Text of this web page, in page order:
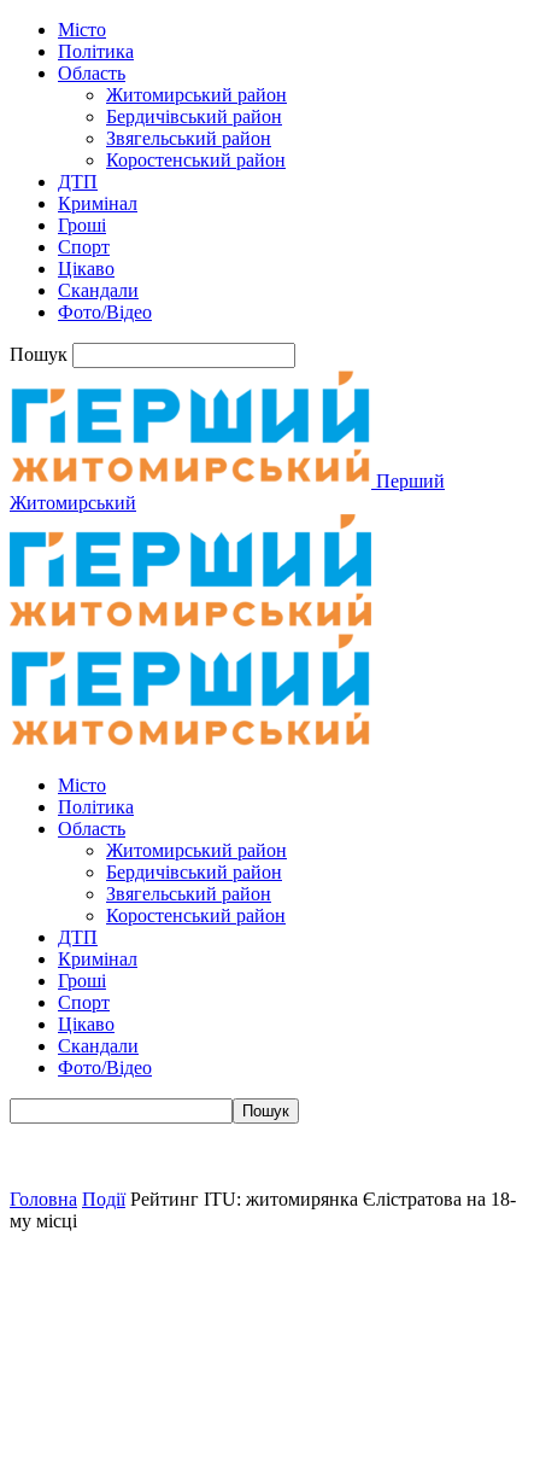
Місто
Політика
Область
Житомирський район
Бердичівський район
Звягельський район
Коростенський район
ДТП
Кримінал
Гроші
Спорт
Цікаво
Скандали
Фото/Відео
Пошук
Перший
Житомирський
Місто
Політика
Область
Житомирський район
Бердичівський район
Звягельський район
Коростенський район
ДТП
Кримінал
Гроші
Спорт
Цікаво
Скандали
Фото/Відео
Головна Події Рейтинг ITU: житомирянка Єлістратова на 18-
му місці